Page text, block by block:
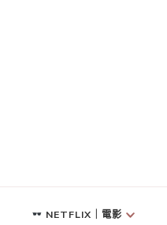
NETFLIX｜電影